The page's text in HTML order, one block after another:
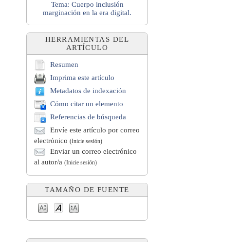
Tema: Cuerpo inclusión
marginación en la era digital.
HERRAMIENTAS DEL
ARTÍCULO
Resumen
Imprima este artículo
Metadatos de indexación
Cómo citar un elemento
Referencias de búsqueda
Envíe este artículo por correo
electrónico (Inicie sesión)
Enviar un correo electrónico
al autor/a (Inicie sesión)
TAMAÑO DE FUENTE